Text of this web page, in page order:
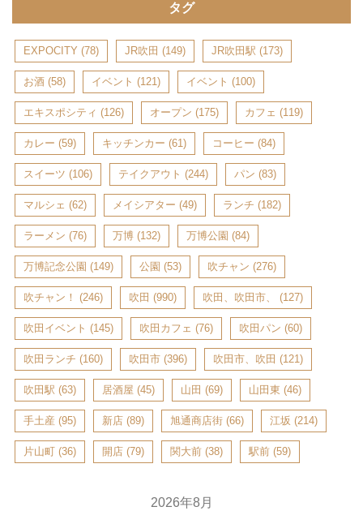
タグ
EXPOCITY (78) JR吹田 (149) JR吹田駅 (173)
お酒 (58) イベント (121) イベント (100)
エキスポシティ (126) オープン (175) カフェ (119)
カレー (59) キッチンカー (61) コーヒー (84)
スイーツ (106) テイクアウト (244) パン (83)
マルシェ (62) メイシアター (49) ランチ (182)
ラーメン (76) 万博 (132) 万博公園 (84)
万博記念公園 (149) 公園 (53) 吹チャン (276)
吹チャン！ (246) 吹田 (990) 吹田、吹田市、 (127)
吹田イベント (145) 吹田カフェ (76) 吹田パン (60)
吹田ランチ (160) 吹田市 (396) 吹田市、吹田 (121)
吹田駅 (63) 居酒屋 (45) 山田 (69) 山田東 (46)
手土産 (95) 新店 (89) 旭通商店街 (66) 江坂 (214)
片山町 (36) 開店 (79) 関大前 (38) 駅前 (59)
2026年8月